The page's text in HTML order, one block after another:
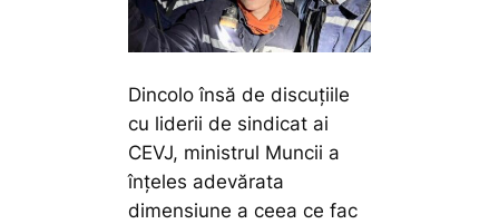
Dincolo însă de discuțiile
cu liderii de sindicat ai
CEVJ, ministrul Muncii a
înțeles adevărata
dimensiune a ceea ce fac